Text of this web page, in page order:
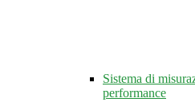
Sistema di
performance